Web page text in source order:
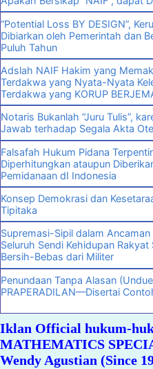
“Potential Loss BY DESIGN”,
Dibiarkan oleh Pemerintah dan
Puluh Tahun
Adslah NAIF Hakim yang
Terdakwa yang Nyata-Nyata
Terdakwa yang KORUP
Notaris Bukanlah “Juru Tulis”,
Jawab terhadap Segala Akta
Falsafah Hukum Pidana
Diperhitungkan ataupun
Pemidanaan dI Indonesia
Konsep Demokrasi dan
Tipitaka
Supremasi-Sipil dalam
Seluruh Sendi Kehidupan
Bersih-Bebas dari Militer
Penundaan Tanpa Alasan
PRAPERADILAN—Disertai
Iklan Official hukum-
MATHEMATICS
Wendy Agustian (Since